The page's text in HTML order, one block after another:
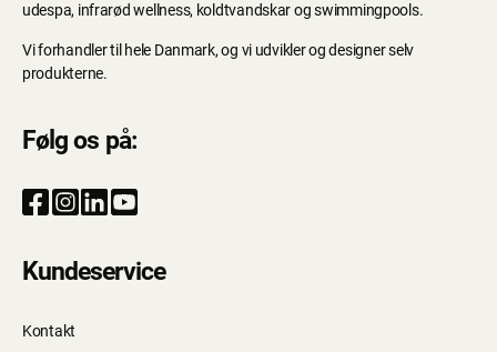
udespa, infrarød wellness, koldtvandskar og swimmingpools.
Vi forhandler til hele Danmark, og vi udvikler og designer selv
produkterne.
Følg os på:
Kundeservice
Kontakt